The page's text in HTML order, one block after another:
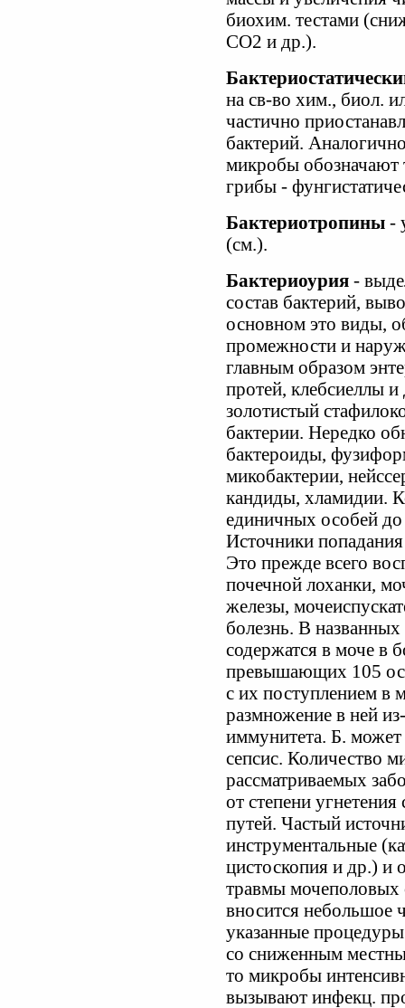
биохим. тестами
СО2 и др.).
на св-во хим., биол.
частично
бактерий.
микробы обозначают
грибы -
Бактериотропины -
(см.).
Бактериоурия -
состав бактерий,
основном это виды,
промежности и
главным образом
протей, клебсиеллы
золотистый
бактерии. Нередко
бактероиды,
микобактерии,
кандиды, хламидии.
единичных особей
Источники
Это прежде всего
почечной лоханки,
железы,
болезнь. В
содержатся в моче в
превышающих 105
с их поступлением в
размножение в ней
иммунитета. Б.
сепсис. Количество
рассматриваемых
от степени
путей. Частый
инструментальные
цистоскопия и др.) и
травмы
вносится небольшое
указанные
со сниженным
то микробы
вызывают инфекц.